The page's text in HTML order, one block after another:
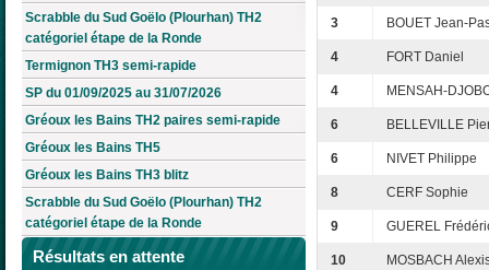
Scrabble du Sud Goëlo (Plourhan) TH2
catégoriel étape de la Ronde
Termignon TH3 semi-rapide
SP du 01/09/2025 au 31/07/2026
Gréoux les Bains TH2 paires semi-rapide
Gréoux les Bains TH5
Gréoux les Bains TH3 blitz
Scrabble du Sud Goëlo (Plourhan) TH2
catégoriel étape de la Ronde
Résultats en attente
3 BOUET Jean-
4 FORT Daniel
4 MENSAH-
6 BELLEVILLE
6 NIVET Philippe
8 CERF Sophie
9 GUEREL
10 MOSBACH